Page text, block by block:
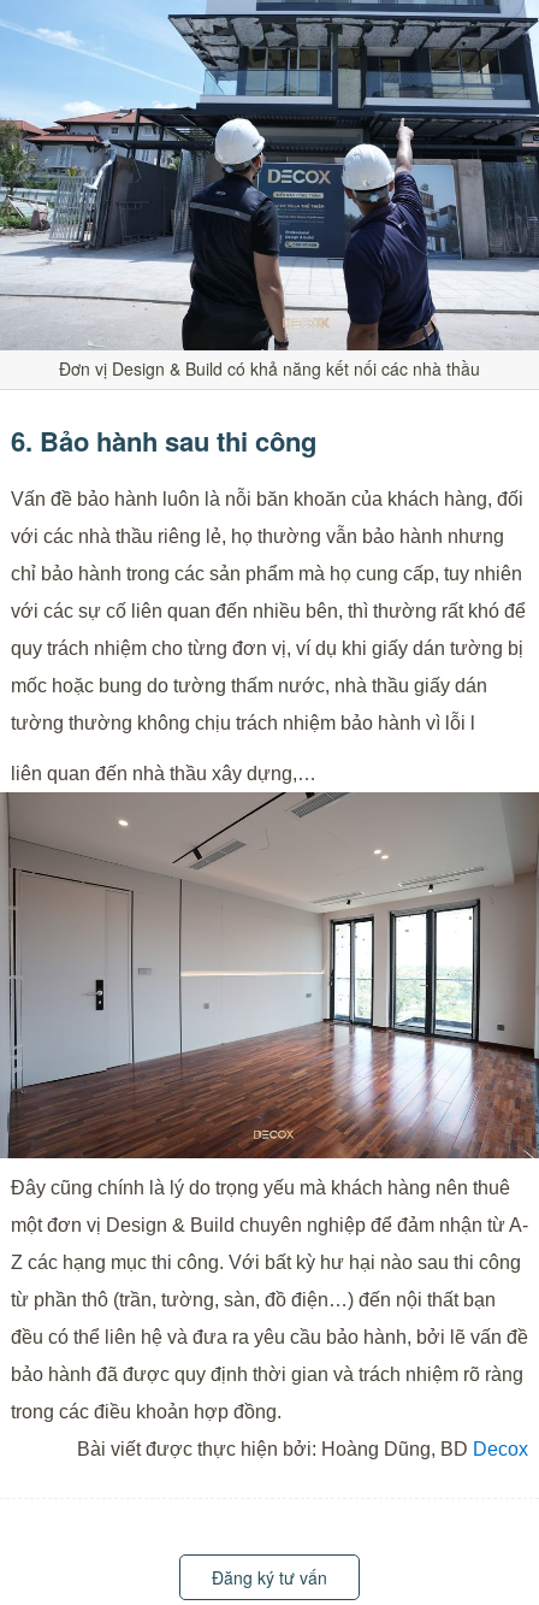
Đơn vị Design & Build có khả năng kết nối các nhà thầu
6. Bảo hành sau thi công
Vấn đề bảo hành luôn là nỗi băn khoăn của khách hàng, đối
với các nhà thầu riêng lẻ, họ thường vẫn bảo hành nhưng
chỉ bảo hành trong các sản phẩm mà họ cung cấp, tuy nhiên
với các sự cố liên quan đến nhiều bên, thì thường rất khó để
quy trách nhiệm cho từng đơn vị, ví dụ khi giấy dán tường bị
mốc hoặc bung do tường thấm nước, nhà thầu giấy dán
tường thường không chịu trách nhiệm bảo hành vì lỗi l
liên quan đến nhà thầu xây dựng,…
Đây cũng chính là lý do trọng yếu mà khách hàng nên thuê
một đơn vị Design & Build chuyên nghiệp để đảm nhận từ A-
Z các hạng mục thi công. Với bất kỳ hư hại nào sau thi công
từ phần thô (trần, tường, sàn, đồ điện…) đến nội thất bạn
đều có thể liên hệ và đưa ra yêu cầu bảo hành, bởi lẽ vấn đề
bảo hành đã được quy định thời gian và trách nhiệm rõ ràng
trong các điều khoản hợp đồng.
Bài viết được thực hiện bởi: Hoàng Dũng, BD ​Decox
Đăng ký tư vấn